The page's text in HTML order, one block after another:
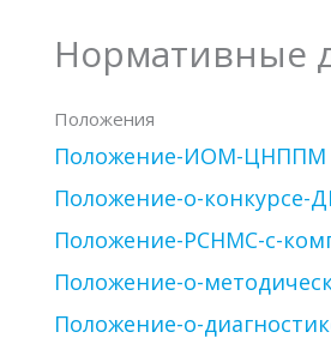
Нормативные
Положения
Положение-ИОМ-ЦНППМ
Положение-о-конкурсе-
Положение-РСНМС-с-
Положение-о-
Положение-о-